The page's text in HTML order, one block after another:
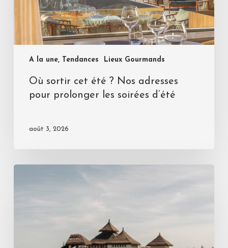
A la une, Tendances Lieux Gourmands
Où sortir cet été ? Nos adresses
pour prolonger les soirées d’été
août 3, 2026